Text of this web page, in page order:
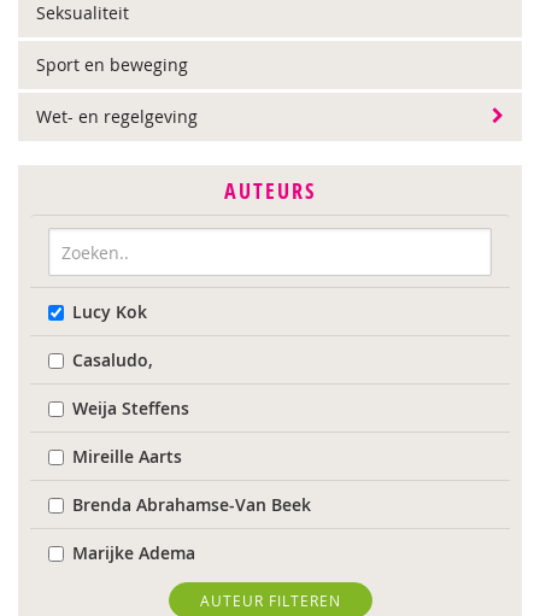
Seksualiteit
Sport en beweging
Wet- en regelgeving
AUTEURS
Lucy Kok
Casaludo,
Weija Steffens
Mireille Aarts
Brenda Abrahamse-Van Beek
Marijke Adema
Chantal Ariens AUTEUR FILTEREN